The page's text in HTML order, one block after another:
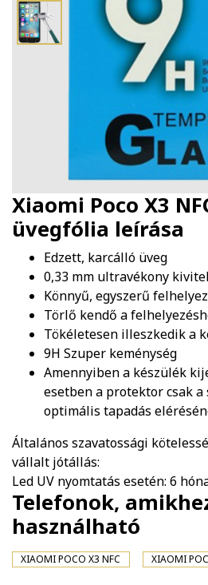
Xiaomi Poco X3
üvegfólia leírása
Edzett, karcálló üveg
0,33 mm ultravékony kivitel
Könnyű, egyszerű
Törlő kendő a
Tökéletesen illeszkedik a
9H Szuper keménység
Amennyiben a készülék
esetben a protektor csak
optimális tapadás
Általános szavatossági
vállalt jótállás:
Led UV nyomtatás esetén: 6
Telefonok,
használható
XIAOMI POCO X3 NFC XIAOMI